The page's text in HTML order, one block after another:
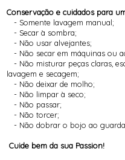
Conservação e cuidados para
- Somente lavagem manual;
- Secar à sombra;
- Não usar alvejantes;
- Não secar em máquinas ou
- Não misturar peças claras,
lavagem e secagem;
- Não deixar de molho;
- Não limpar à seco;
- Não passar;
- Não torcer;
- Não dobrar o bojo ao
Cuide bem da sua Passion!